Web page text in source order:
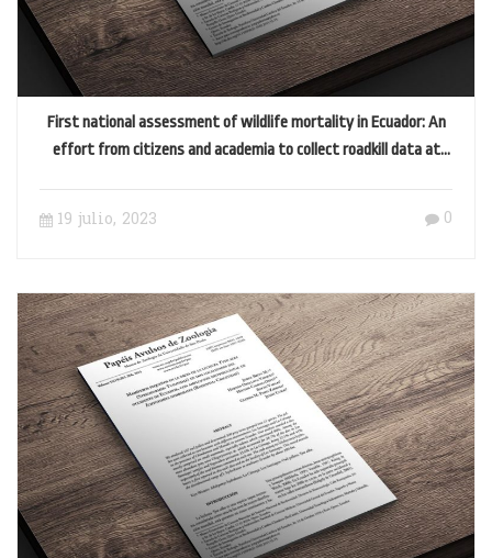
First national assessment of wildlife mortality in Ecuador: An
effort from citizens and academia to collect roadkill data at
19 julio, 2023 0